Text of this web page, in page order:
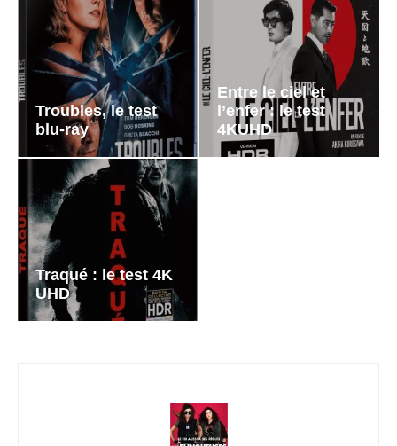
Troubles, le test
blu-ray
Entre le ciel et
l’enfer : le test
4KUHD
Traqué : le test 4K
UHD